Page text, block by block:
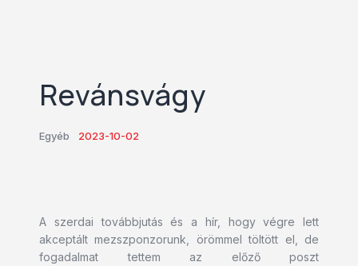
Revánsvágy
Egyéb 2023-10-02
A szerdai továbbjutás és a hír, hogy végre lett
akceptált mezszponzorunk, örömmel töltött el, de
fogadalmat tettem az előző poszt